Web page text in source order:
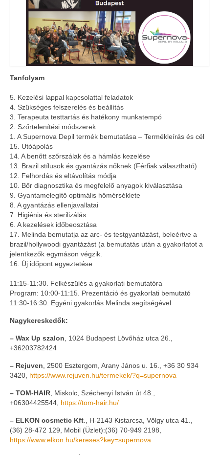
Tanfolyam
5. Kezelési lappal kapcsolattal feladatok
4. Szükséges felszerelés és beállítás
3. Terapeuta testtartás és hatékony munkatempó
2. Szőrtelenítési módszerek
1. A Supernova Depil termék bemutatása – Termékleírás és cél
15. Utóápolás
14. A benőtt szőrszálak és a hámlás kezelése
13. Brazil stílusok és gyantázás nőknek (Férfiak választható)
12. Felhordás és eltávolítás módja
10. Bőr diagnosztika és megfelelő anyagok kiválasztása
9. Gyantamelegítő optimális hőmérséklete
8. A gyantázás ellenjavallatai
7. Higiénia és sterilizálás
6. A kezelések időbeosztása
17. Melinda bemutatja az arc- és testgyantázást, beleértve a
brazil/hollywoodi gyantázást (a bemutatás után a gyakorlatot a
jelentkezők egymáson végzik.
16. Új időpont egyeztetése
11:15-11:30. Felkészülés a gyakorlati bemutatóra
Program: 10:00-11:15. Prezentáció és gyakorlati bemutató
11:30-16:30. Egyéni gyakorlás Melinda segítségével
Nagykereskedők:
– Wax Up szalon, 1024 Budapest Lövőház utca 26.,
+36203782424
– Rejuven, 2500 Esztergom, Arany János u. 16., +36 30 934
3420, https://www.rejuven.hu/termekek/?q=supernova
– TOM-HAIR, Miskolc, Széchenyi István út 48.,
+06304425544, https://tom-hair.hu/
– ELKON cosmetic Kft., H-2143 Kistarcsa, Völgy utca 41.,
(36) 28-472 129, Mobil (Üzlet):(36) 70-949 2198,
https://www.elkon.hu/kereses?key=supernova